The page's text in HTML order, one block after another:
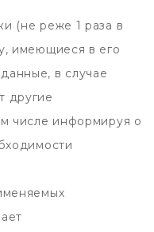
(не реже 1 раза в
имеющиеся в его
в случае
другие
числе информируя о